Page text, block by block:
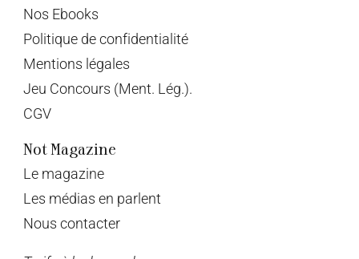
Nos Ebooks
Politique de confidentialité
Mentions légales
Jeu Concours (Ment. Lég.).
CGV
Not Magazine
Le magazine
Les médias en parlent
Nous contacter